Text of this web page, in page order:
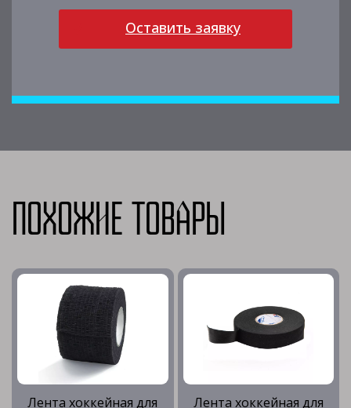
Оставить заявку
Похожие товары
Лента хоккейная для Лента хоккейная для